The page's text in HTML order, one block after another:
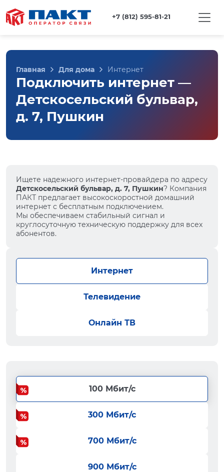
+7 (812) 595-81-21
Главная Для дома Интернет
Подключить интернет —
Детскосельский бульвар,
д. 7, Пушкин
Ищете надежного интернет-провайдера по адресу
Детскосельский бульвар, д. 7, Пушкин? Компания
ПАКТ предлагает высокоскоростной домашний
интернет с бесплатным подключением.
Мы обеспечиваем стабильный сигнал и
круглосуточную техническую поддержку для всех
абонентов.
Интернет
Телевидение
Онлайн ТВ
100 Мбит/с
300 Мбит/с
700 Мбит/с
900 Мбит/с